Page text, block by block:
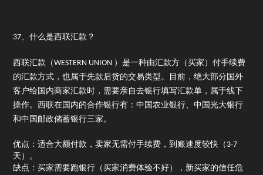
37、什么是西联汇款？
西联汇款（WESTERN UNION ）是一种由汇款方（买家）付手续费
的汇款方式，也属于先款后货的交易类型。目前，绝大部分国外
客户给国内商家汇款时，需要亲自去银行填写汇款单，属于线下
操作。西联在国内的合作银行有：中国农业银行、中国光大银行
和中国邮政储蓄银行三家。
优点：适合大额付款，卖家无需付手续费，到账速度较快（3-7
天）。
缺点：买家需要跑银行（买家消费体验不好），新买家的信任危